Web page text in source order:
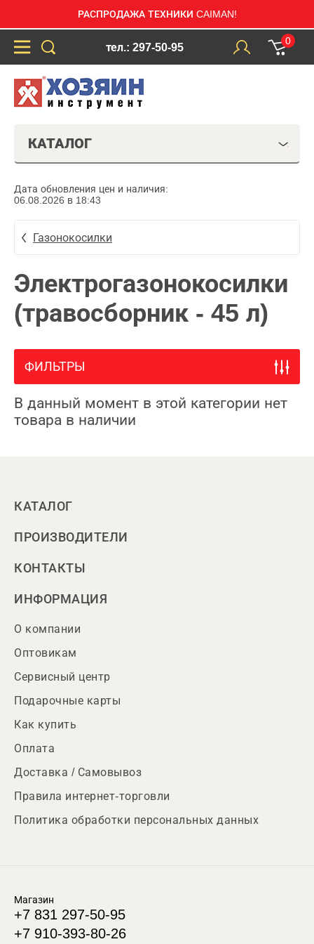
РАСПРОДАЖА ТЕХНИКИ CAIMAN!
тел.: 297-50-95
0
КАТАЛОГ
Дата обновления цен и наличия:
06.08.2026 в 18:43
Газонокосилки
Электрогазонокосилки
(травосборник - 45 л)
ФИЛЬТРЫ
В данный момент в этой категории нет
товара в наличии
КАТАЛОГ
ПРОИЗВОДИТЕЛИ
КОНТАКТЫ
ИНФОРМАЦИЯ
О компании
Оптовикам
Сервисный центр
Подарочные карты
Как купить
Оплата
Доставка / Самовывоз
Правила интернет-торговли
Политика обработки персональных данных
Магазин
+7 831 297-50-95
+7 910-393-80-26